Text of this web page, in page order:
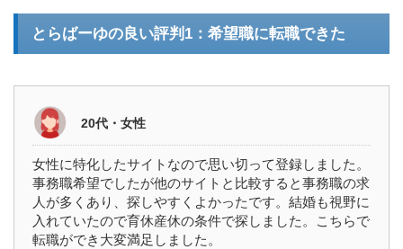
とらばーゆの良い評判1：希望職に転職できた
20代・女性
女性に特化したサイトなので思い切って登録しました。
事務職希望でしたが他のサイトと比較すると事務職の求
人が多くあり、探しやすくよかったです。結婚も視野に
入れていたので育休産休の条件で探しました。こちらで
転職ができ大変満足しました。